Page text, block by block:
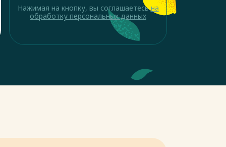
Нажимая на кнопку, вы соглашаетесьна
обработку персональных данных